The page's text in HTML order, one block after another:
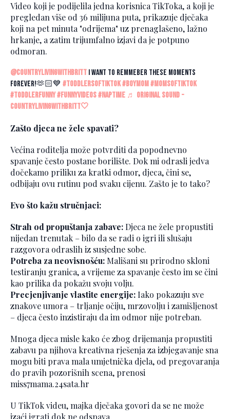
Video koji je podijelila jedna korisnica TikToka, a koji je
pregledan više od 36 milijuna puta, prikazuje dječaka
koji na pet minuta "odrijema" uz prenaglašeno, lažno
hrkanje, a zatim trijumfalno izjavi da je potpuno
odmoran.
@countrylivingwithbritt I want to remmeber these moments
forever!🫶🏻💙 #toddlersoftiktok#boymom#momsoftiktok
#toddlerfunny#funnyvideos#naptime ♬ original sound -
CountryLivingWithBritt🤍
Zašto djeca ne žele spavati?
Većina roditelja može potvrditi da popodnevno
spavanje često postane borilište. Dok mi odrasli jedva
dočekamo priliku za kratki odmor, djeca, čini se,
odbijaju ovu rutinu pod svaku cijenu. Zašto je to tako?
Evo što kažu stručnjaci:
Strah od propuštanja zabave:Djeca ne žele propustiti
nijedan trenutak – bilo da se radi o igri ili slušaju
razgovora odraslih iz susjedne sobe.
Potreba za neovisnošću: Mališani su prirodno skloni
testiranju granica, a vrijeme za spavanje često im se čini
kao prilika da pokažu svoju volju.
Precjenjivanje vlastite energije:Iako pokazuju sve
znakove umora – trljanje očiju, mrzovolju i zamišljenost
– djeca često inzistiraju da im odmor nije potreban.
Mnoga djeca misle kako će zbog drijemanja propustiti
zabavu pa njihova kreativna rješenja za izbjegavanje sna
mogu biti prava mala umjetnička djela, od pregovaranja
do pravih pozorišnih scena, prenosi
miss7mama.24sata.hr
U TikTok videu, majka dječaka govori da se ne može